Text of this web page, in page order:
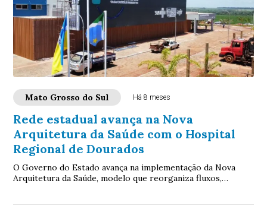
Mato Grosso do Sul Há 8 meses
Rede estadual avança na Nova
Arquitetura da Saúde com o Hospital
Regional de Dourados
O Governo do Estado avança na implementação da Nova
Arquitetura da Saúde, modelo que reorganiza fluxos,